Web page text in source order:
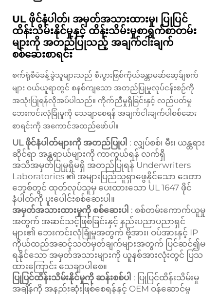
UL ဖိုင်နံပါတ်၊ အမှတ်အသားထားမှု၊ ပြုပြင်
ထိန်းသိမ်းနိုင်မှုနှင့် ထိန်းသိမ်းမှုစာရွက်စာတမ်း
များကို အတည်ပြုသည့် အချက်ငါးချက်
စစ်ဆေးစာရင်း
စက်ရုံစီမံခန့်ခွဲသူများသည် စီးပွားဖြစ်ကိုယ်ခန္တာမဆ်ဆေ့ခ်ျစက်
များ ဝယ်ယူရာတွင် စနစ်ကျသော အတည်ပြုမှုလုပ်ငန်းစဉ်ကို
အသုံးပြုရန်လိုအပ်ပါသည်။ ကိုက်ညီမှုရှိခြင်းနှင့် လည်ပတ်မှု
ဘေးကင်းလုံခြုံမှုကို သေချာစေရန် အချက်ငါးချက်ပါစစ်ဆေး
စာရင်းကို အကောင်အထည်ဖော်ပါ။
UL ဖိုင်နံပါတ်များကို အတည်ပြုပါ : လျှပ်စစ်၊ မီး၊ ယန္တရား
ဆိုင်ရာ အန္တရာယ်များကို ကာကွယ်ရန် လက်ရှိ
အသိအမှတ်ပြုမှုရှိမရှိ အတည်ပြုရန် Underwriters
Laboratories ၏ အများပြည်သူရှာဖွေနိုင်သော ဒေတာ
ဘေ့စ်တွင် ထုတ်လုပ်သူမှ ပေးထားသော UL 1647 ဖိုင်
နံပါတ်ကို ပူးပေါင်းစစ်ဆေးပါ။
အမှတ်အသားထားမှုကို စစ်ဆေးပါ : စစ်တမ်းကောက်ယူမှု
အတွက် အဆင်သင့်ဖြစ်ခြင်းနှင့် နည်းပညာပညာရှင်
များ၏ ဘေးကင်းလုံခြုံမှုအတွက် ဗို့အား၊ ဝပ်အားနှင့် IP
ကိုယ်ထည်အဆင့်သတ်မှတ်ချက်များအတွက် ပြင်ဆင်၍မ
ရနိုင်သော အမှတ်အသားများကို ယူနစ်အားလုံးတွင် ပြသ
ထားကြောင်း သေချာပါစေ။
ပြုပြင်ထိန်းသိမ်းနိုင်မှုကို ဆန်းစစ်ပါ : ပြုပြင်ထိန်းသိမ်းမှု
အချိန်ကို အနည်းဆုံးဖြစ်စေရန်နှင့် OEM ဝန်ဆောင်မှု